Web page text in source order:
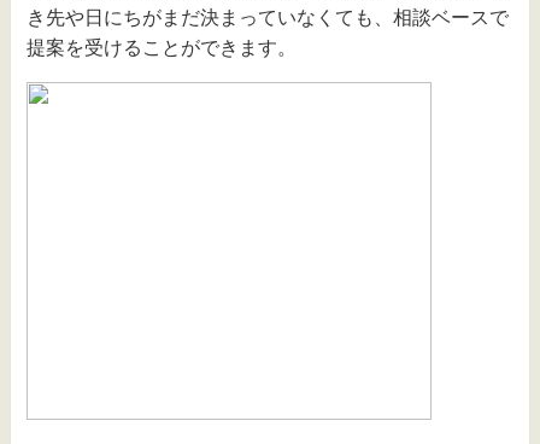
き先や日にちがまだ決まっていなくても、相談ベースで
提案を受けることができます。